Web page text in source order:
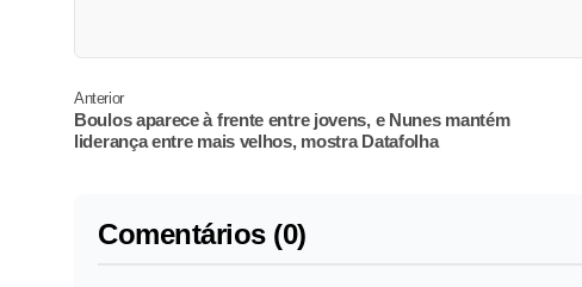
Anterior
Boulos aparece à frente entre jovens, e Nunes mantém
liderança entre mais velhos, mostra Datafolha
Comentários (0)